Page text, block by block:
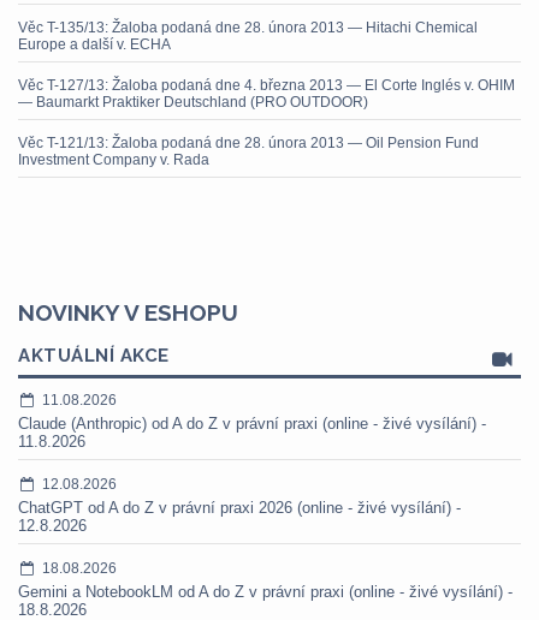
Věc T-135/13: Žaloba podaná dne 28. února 2013 — Hitachi Chemical
Europe a další v. ECHA
Věc T-127/13: Žaloba podaná dne 4. března 2013 — El Corte Inglés v. OHIM
— Baumarkt Praktiker Deutschland (PRO OUTDOOR)
Věc T-121/13: Žaloba podaná dne 28. února 2013 — Oil Pension Fund
Investment Company v. Rada
NOVINKY V ESHOPU
AKTUÁLNÍ AKCE
11.08.2026
Claude (Anthropic) od A do Z v právní praxi (online - živé vysílání) -
11.8.2026
12.08.2026
ChatGPT od A do Z v právní praxi 2026 (online - živé vysílání) -
12.8.2026
18.08.2026
Gemini a NotebookLM od A do Z v právní praxi (online - živé vysílání) -
18.8.2026